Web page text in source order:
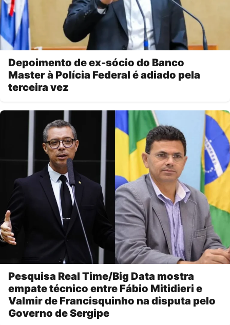
Depoimento de ex-sócio do Banco
Master à Polícia Federal é adiado pela
terceira vez
Pesquisa Real Time/Big Data mostra
empate técnico entre Fábio Mitidieri e
Valmir de Francisquinho na disputa pelo
Governo de Sergipe